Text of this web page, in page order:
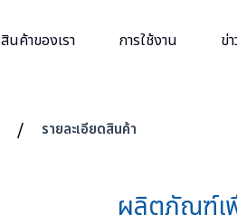
สินค้าของเรา การใช้งาน ข่
รายละเอียดสินค้า
ผลิตภัณฑ์เ